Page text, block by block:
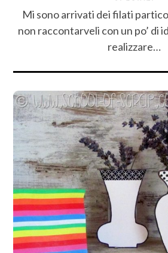
Mi sono arrivati dei filati
non raccontarveli con un po’ di
realizzare…